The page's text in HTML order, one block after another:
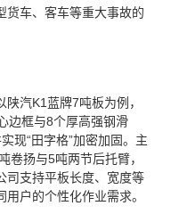
货车、客车等重大事故的
陕汽K1蓝牌7吨板为例，
边框与8个厚高强钢滑
现“田字格”加密加固。主
卷扬与5吨两节后托臂，
司支持平板长度、宽度等
户的个性化作业需求。